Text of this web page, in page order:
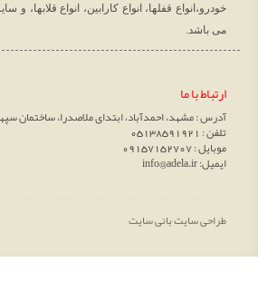
خودرو،انواع قفلها، انواع کارابین، انواع قلابها، و
می باشد.
ارتباط با ما
آدرس : مشهد، احمدآباد، ابتدای ملاصدرا، ساختمان سپهر
تلفن : 05138591921
موبایل : 09157152707
ایمیل: info@adela.ir
طراحی سایتبانی سایت